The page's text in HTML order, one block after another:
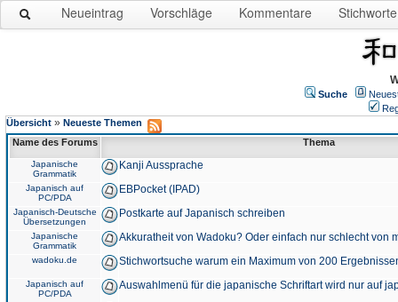
Neueintrag Vorschläge Kommentare Stichworte
Suche
Übersicht » Neueste Themen
Name des Forums
Thema
Japanische
Grammatik
Kanji Aussprache
Japanisch auf
PC/PDA
EBPocket (IPAD)
Japanisch-Deutsche
Übersetzungen
Postkarte auf Japanisch schreiben
Japanische
Grammatik
Akkuratheit von Wadoku? Oder einfach nur schlecht von
wadoku.de Stichwortsuche warum ein Maximum von 200
Japanisch auf
PC/PDA
Auswahlmenü für die japanische Schriftart wird nur auf